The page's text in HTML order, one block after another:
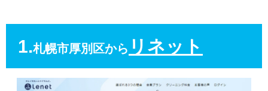
1.札幌市厚別区から リネット